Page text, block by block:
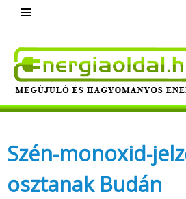
content
Megújuló és
Szén-monoxid-
osztanak Budán